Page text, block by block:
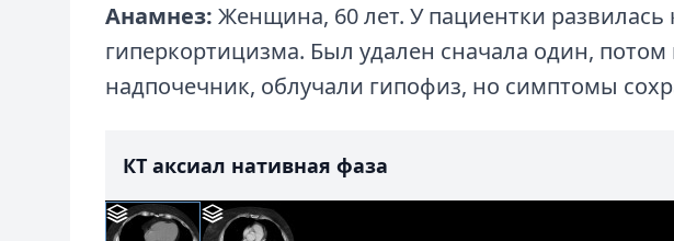
Анамнез: Женщина, 60 лет. У пациентки развилась
гиперкортицизма. Был удален сначала один, потом
надпочечник, облучали гипофиз, но симптомы
КТ аксиал нативная фаза